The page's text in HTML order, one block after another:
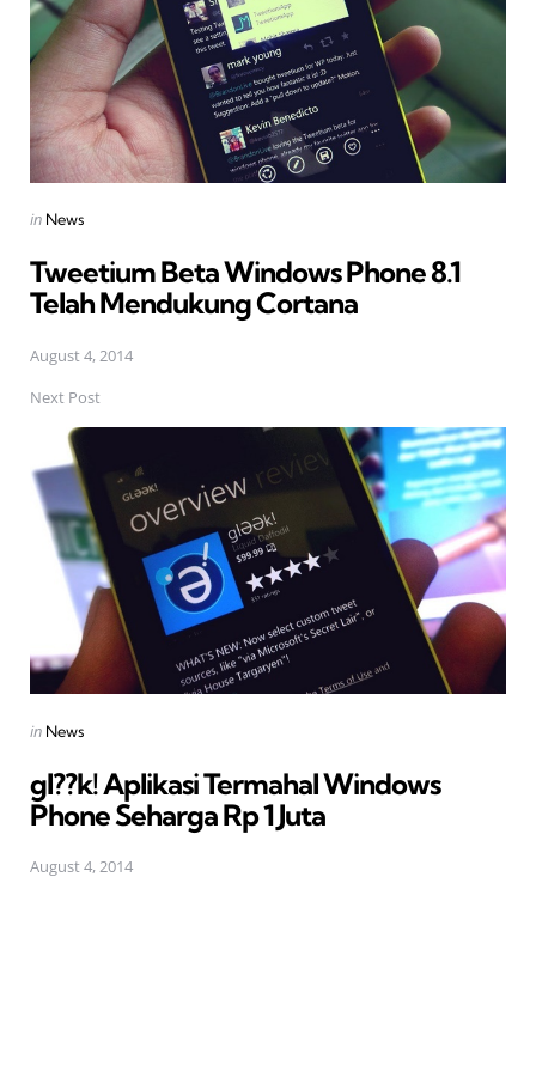
Posted
in News
Tweetium Beta Windows Phone 8.1
Telah Mendukung Cortana
August 4, 2014
Next Post
Posted
in News
gl??k! Aplikasi Termahal Windows
Phone Seharga Rp 1 Juta
August 4, 2014